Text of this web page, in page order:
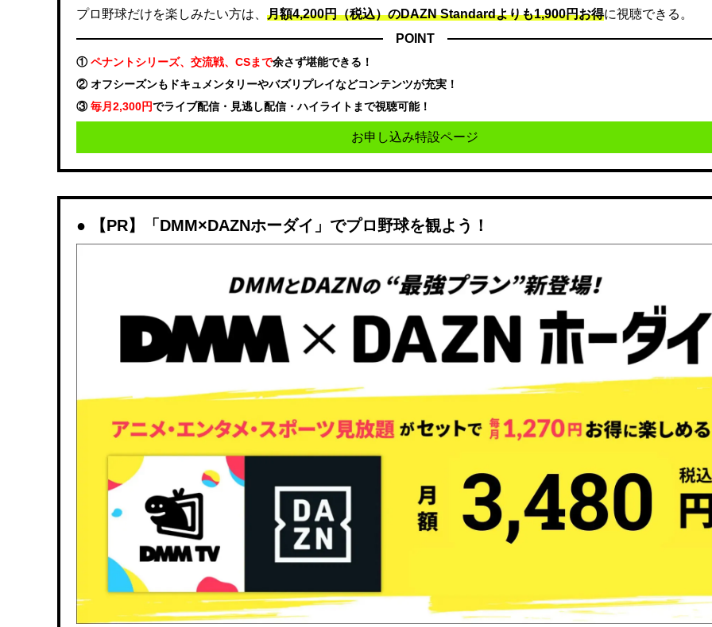
プロ野球だけを楽しみたい方は、 月額4,200円（税込）のDAZN Standard​よりも1,900円お得に視聴できる。
POINT
①ペナントシリーズ、交流戦、CSまで余さず堪能できる！
② オフシーズンもドキュメンタリーやバズリプレイなどコンテンツが充実！
③毎月2,300円でライブ配信・見逃し配信・ハイライトまで視聴可能！
お申し込み特設ページ
【PR】「DMM×DAZNホーダイ」でプロ野球を観よう！